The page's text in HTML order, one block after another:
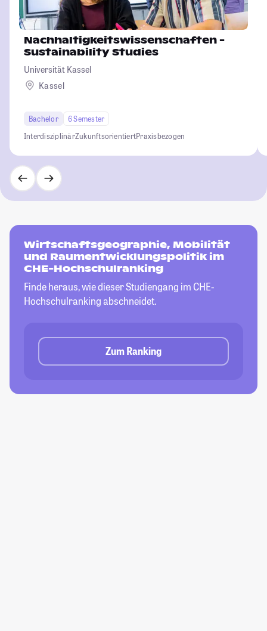
Nachhaltigkeitswissenschaften -
Sustainability Studies
Universität Kassel
Kassel
Bachelor
6 Semester
InterdisziplinärZukunftsorientiertPraxisbezogen
Wirtschaftsgeographie, Mobilität
und Raumentwicklungspolitik im
CHE-Hochschulranking
Finde heraus, wie dieser Studiengang im CHE-
Hochschulranking abschneidet.
Zum Ranking